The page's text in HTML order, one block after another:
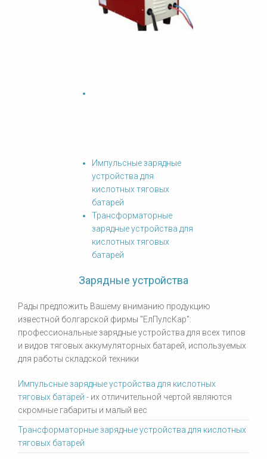
Импульсные зарядные
устройства для
кислотных тяговых
батарей
Трансформаторные
зарядные устройства для
кислотных тяговых
батарей
Зарядные устройства
Рады предложить Вашему вниманию продукцию
известной болгарской фирмы "ЕлПулсКар":
профессиональные зарядные устройства для всех типов
и видов тяговых аккумуляторных батарей, используемых
для работы складской техники
Импульсные зарядные устройства для кислотных
тяговых батарей - их отличительной чертой являются
скромные габариты и малый вес
Трансформаторные зарядные устройства для кислотных
тяговых батарей